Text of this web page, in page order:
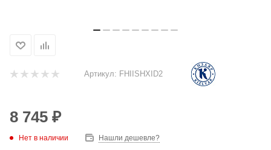
Артикул: FHIISHXID2
8 745 ₽
Нет в наличии Нашли дешевле?